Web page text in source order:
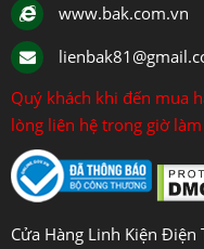
www.bak.com.vn
Quý khách khi đến mua
lòng liên hệ trong giờ
Cửa Hàng Linh Kiện Điện